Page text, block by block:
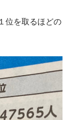
位を取るほどの